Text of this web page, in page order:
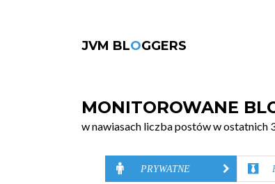
JVM BLOGGERS
MONITOROWANE
w nawiasach liczba postów w ostatnich
PRYWATNE